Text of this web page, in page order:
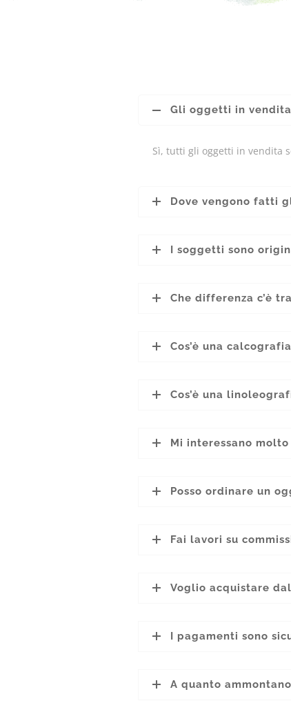
Gli oggetti in
Sì, tutti gli oggetti in vendita
Dove vengono fatti
I soggetti sono
Che differenza c’è
Cos’è una
Cos’è una
Mi interessano
Posso ordinare un
Fai lavori su
Voglio acquistare
I pagamenti sono
A quanto